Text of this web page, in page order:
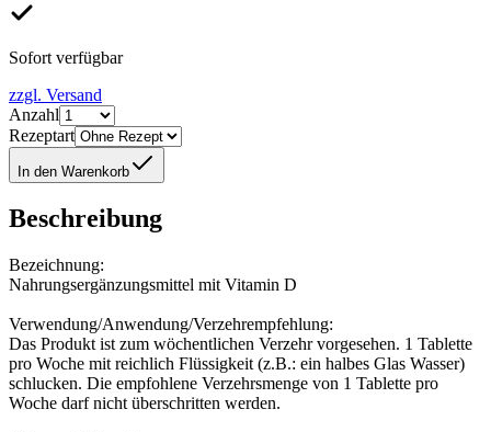
Sofort verfügbar
zzgl. Versand
Anzahl
Rezeptart
In den Warenkorb
Beschreibung
Bezeichnung:
Nahrungsergänzungsmittel mit Vitamin D
Verwendung/Anwendung/Verzehrempfehlung:
Das Produkt ist zum wöchentlichen Verzehr vorgesehen. 1 Tablette
pro Woche mit reichlich Flüssigkeit (z.B.: ein halbes Glas Wasser)
schlucken. Die empfohlene Verzehrsmenge von 1 Tablette pro
Woche darf nicht überschritten werden.